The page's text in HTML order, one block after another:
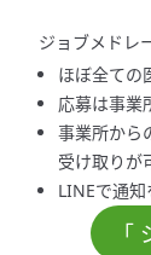
ジョブメドレ
ほぼ全ての
応募は事業
事業所から
受け取りが
LINEで通
「